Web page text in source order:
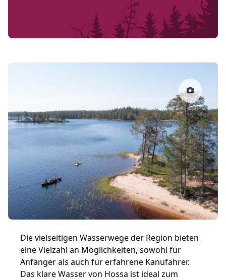
Die vielseitigen Wasserwege der Region bieten
eine Vielzahl an Möglichkeiten, sowohl für
Anfänger als auch für erfahrene Kanufahrer.
Das klare Wasser von Hossa ist ideal zum